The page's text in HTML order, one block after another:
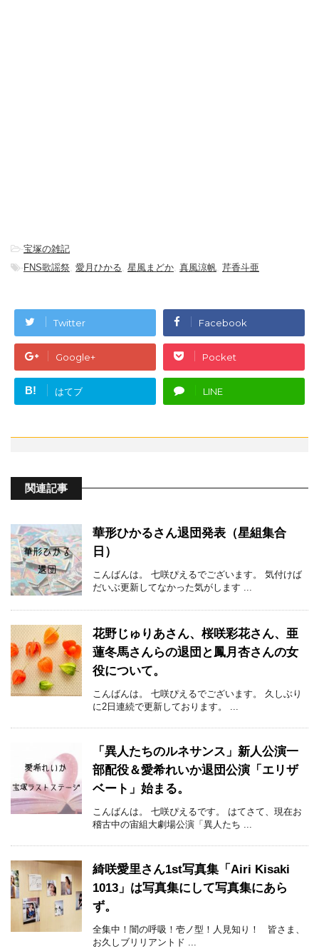
-宝塚の雑記
-FNS歌謡祭, 愛月ひかる, 星風まどか, 真風涼帆, 芹香斗亜
Twitter Facebook
Google+ Pocket
B! はてブ LINE
関連記事
華形ひかるさん退団発表（星組集合
日）
こんばんは。 七咲ぴえるでございます。 気付けば
だいぶ更新してなかった気がします ...
花野じゅりあさん、桜咲彩花さん、亜
蓮冬馬さんらの退団と鳳月杏さんの女
役について。
こんばんは。 七咲ぴえるでございます。 久しぶり
に2日連続で更新しております。 ...
「異人たちのルネサンス」新人公演一
部配役＆愛希れいか退団公演「エリザ
ベート」始まる。
こんばんは。 七咲ぴえるです。 はてさて、現在お
稽古中の宙組大劇場公演「異人たち ...
綺咲愛里さん1st写真集「Airi Kisaki
1013」は写真集にして写真集にあら
ず。
全集中！闇の呼吸！壱ノ型！人見知り！ 皆さま、
お久しブリリアントド ...